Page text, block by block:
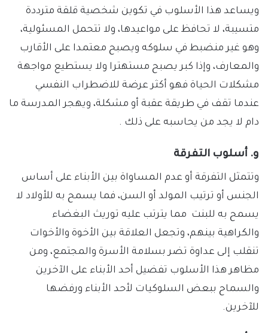
ويساعد هذا الأسلوب في تكوين شخصية قلقة مترددة
متسيبة، لا تحافظ على مواعيدها، ولا تتحمل المسئولية،
وهو غير منضبط في سلوكه ويصبح معتمدا على الأقارب
والمعارف، وإذا كبر يصبح مستهترا ولا يستطيع مواجهة
مشكلات الحياة فهو أكثر عرضة للاضطراب النفسي
عندما تقف في طريقة عقبة أو مشكلة، ويهجر المدرسة ما
دام لا يجد من يحاسبه على ذلك .
و. أسلوب التفرقة
وتتمثل التفرقة أو عدم المساواة بين الأبناء على أساس
الجنس أو ترتيب المولد أو السن، فما يسمح به للأولاد لا
يسمح به للبنت مما يترتب عليه توريث البغضاء
والكراهية بينهم، وتجعل العلاقة بين الأخوة والأخوات
تنقلب إلى عداوة تضر بسلامة الأسرة والمجتمع، ومن
مظاهر هذا الأسلوب تفضيل أحد الأبناء على الآخرين
والسماح ببعض السلوكيات لأحد الأبناء ورفضها
للآخرين.